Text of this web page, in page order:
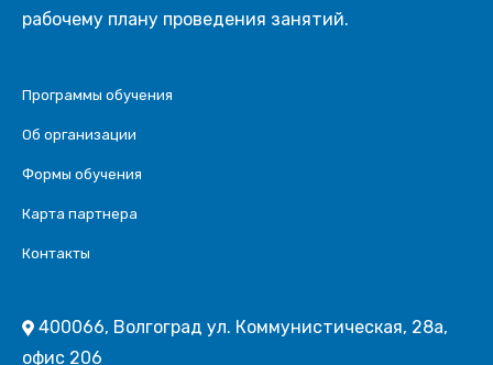
рабочему плану проведения занятий.
Программы обучения
Об организации
Формы обучения
Карта партнера
Контакты
400066, Волгоград ул. Коммунистическая, 28а,
офис 206